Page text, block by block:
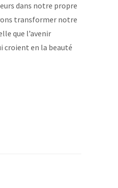
dans notre propre
transformer notre
que l’avenir
croient en la beauté